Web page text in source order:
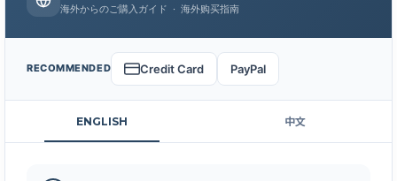
海外からのご購入ガイド · 海外购买指南
RECOMMENDED Credit Card PayPal
ENGLISH 中文